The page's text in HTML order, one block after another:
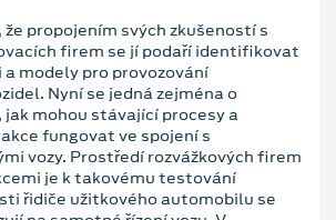
propojením svých zkušeností s
firem se jí podaří identifikovat
modely pro provozování
Nyní se jedná zejména o
mohou stávající procesy a
fungovat ve spojení s
vozy. Prostředí rozvážkových firem
je k takovému testování
řidiče užitkového automobilu se